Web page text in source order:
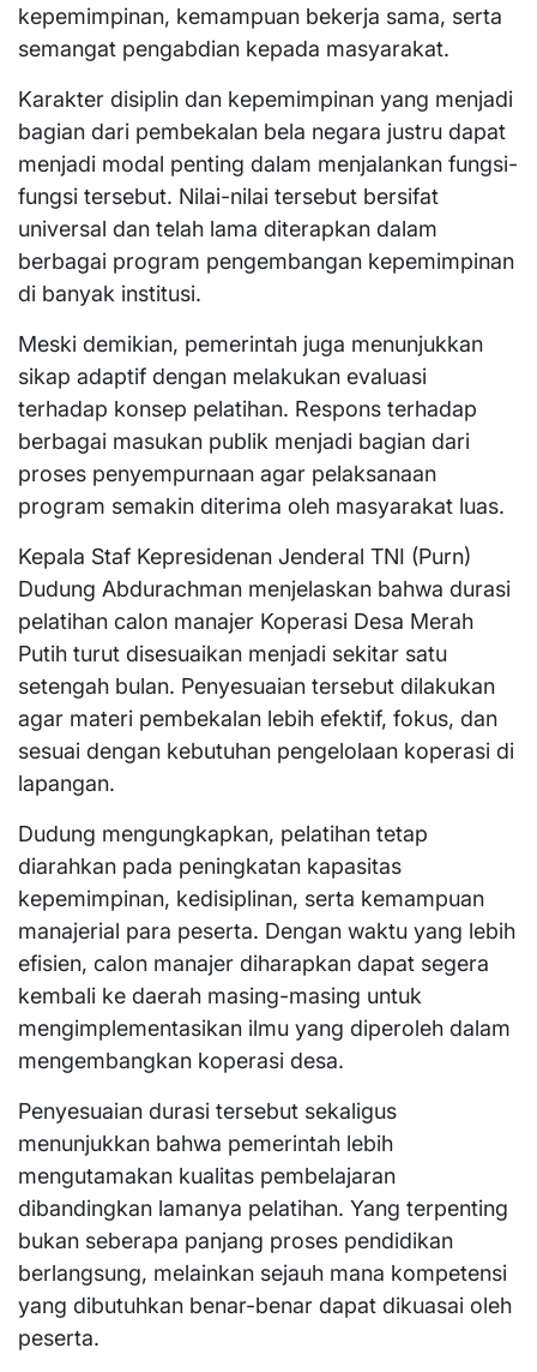
kepemimpinan, kemampuan bekerja sama, serta
semangat pengabdian kepada masyarakat.
Karakter disiplin dan kepemimpinan yang menjadi
bagian dari pembekalan bela negara justru dapat
menjadi modal penting dalam menjalankan fungsi-
fungsi tersebut. Nilai-nilai tersebut bersifat
universal dan telah lama diterapkan dalam
berbagai program pengembangan kepemimpinan
di banyak institusi.
Meski demikian, pemerintah juga menunjukkan
sikap adaptif dengan melakukan evaluasi
terhadap konsep pelatihan. Respons terhadap
berbagai masukan publik menjadi bagian dari
proses penyempurnaan agar pelaksanaan
program semakin diterima oleh masyarakat luas.
Kepala Staf Kepresidenan Jenderal TNI (Purn)
Dudung Abdurachman menjelaskan bahwa durasi
pelatihan calon manajer Koperasi Desa Merah
Putih turut disesuaikan menjadi sekitar satu
setengah bulan. Penyesuaian tersebut dilakukan
agar materi pembekalan lebih efektif, fokus, dan
sesuai dengan kebutuhan pengelolaan koperasi di
lapangan.
Dudung mengungkapkan, pelatihan tetap
diarahkan pada peningkatan kapasitas
kepemimpinan, kedisiplinan, serta kemampuan
manajerial para peserta. Dengan waktu yang lebih
efisien, calon manajer diharapkan dapat segera
kembali ke daerah masing-masing untuk
mengimplementasikan ilmu yang diperoleh dalam
mengembangkan koperasi desa.
Penyesuaian durasi tersebut sekaligus
menunjukkan bahwa pemerintah lebih
mengutamakan kualitas pembelajaran
dibandingkan lamanya pelatihan. Yang terpenting
bukan seberapa panjang proses pendidikan
berlangsung, melainkan sejauh mana kompetensi
yang dibutuhkan benar-benar dapat dikuasai oleh
peserta.